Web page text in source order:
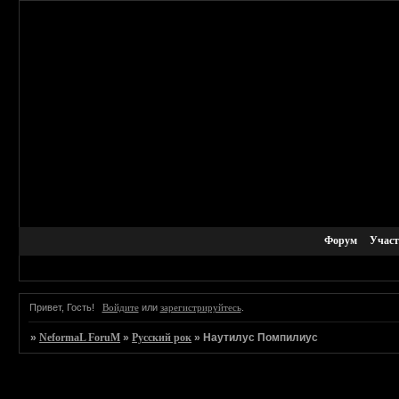
Форум
Привет, Гость! Войдитеили зарегистрируйтесь.
»NeformaL ForuM »Русский рок »Наутилус Помпилиус